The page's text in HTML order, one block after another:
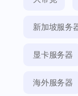
新加坡服务
显卡服务器
海外服务器